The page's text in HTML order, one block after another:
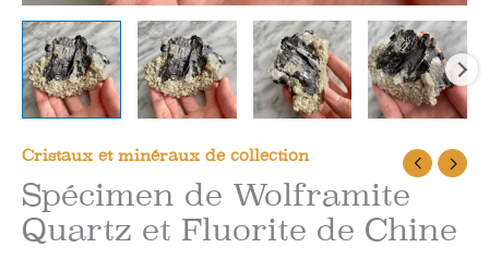
Cristaux et minéraux de collection
Spécimen de Wolframite
Quartz et Fluorite de Chine